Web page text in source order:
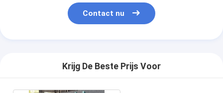
Contact nu
Krijg De Beste Prijs Voor